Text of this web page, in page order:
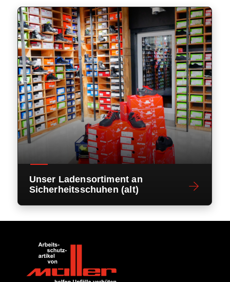
Unser Ladensortiment an
Sicherheitsschuhen (alt)